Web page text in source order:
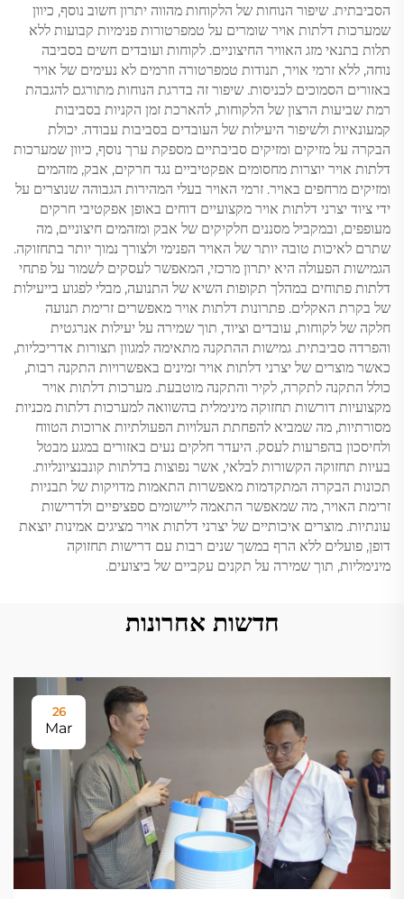
הסביבתית. שיפור הנוחות של הלקוחות מהווה יתרון חשוב נוסף, כיוון
שמערכות דלתות אויר שומרים על טמפרטורות פנימיות קבועות ללא
תלות בתנאי מזג האוויר החיצוניים. לקוחות ועובדים חשים בסביבה
נוחה, ללא זרמי אויר, תנודות טמפרטורה וזרמים לא נעימים של אויר
באזורים הסמוכים לכניסות. שיפור זה בדרגת הנוחות מתורגם להגבהת
רמת שביעות הרצון של הלקוחות, להארכת זמן הקניות בסביבות
קמעונאיות ולשיפור היעילות של העובדים בסביבות עבודה. יכולת
הבקרה על מזיקים ומזיקים סביבתיים מספקת ערך נוסף, כיוון שמערכות
דלתות אויר יוצרות מחסומים אפקטיביים נגד חרקים, אבק, מזהמים
ומזיקים מרחפים באויר. זרמי האויר בעלי המהירות הגבוהה שנוצרים על
ידי ציוד יצרני דלתות אויר מקצועיים דוחים באופן אפקטיבי חרקים
מעופפים, ובמקביל מסננים חלקיקים של אבק ומזהמים חיצוניים, מה
שתרם לאיכות טובה יותר של האויר הפנימי ולצורך נמוך יותר בתחזוקה.
הגמישות הפעולה היא יתרון מרכזי, המאפשר לעסקים לשמור על פתחי
דלתות פתוחים במהלך תקופות השיא של התנועה, מבלי לפגוע בייעילות
של בקרת האקלים. פתרונות דלתות אויר מאפשרים זרימת תנועה
חלקה של לקוחות, עובדים וציוד, תוך שמירה על יעילות אנרגטית
והפרדה סביבתית. גמישות ההתקנה מתאימה למגוון תצורות אדריכליות,
כאשר מוצרים של יצרני דלתות אויר זמינים באפשרויות התקנה רבות,
כולל התקנה לתקרה, לקיר והתקנה מוטבעת. מערכות דלתות אויר
מקצועיות דורשות תחזוקה מינימלית בהשוואה למערכות דלתות מכניות
מסורתיות, מה שמביא להפחתת העלויות הפעולתיות ארוכות הטווח
ולחיסכון בהפרעות לעסק. היעדר חלקים נעים באזורים במגע מבטל
בעיות תחזוקה הקשורות לבלאי, אשר נפוצות בדלתות קונבנציונליות.
תכונות הבקרה המתקדמות מאפשרות התאמות מדויקות של תבניות
זרימת האויר, מה שמאפשר התאמה ליישומים ספציפיים ולדרישות
עונתיות. מוצרים איכותיים של יצרני דלתות אויר מציגים אמינות יוצאת
דופן, פועלים ללא הרף במשך שנים רבות עם דרישות תחזוקה
מינימליות, תוך שמירה על תקנים עקביים של ביצועים.
חדשות אחרונות
26
Mar